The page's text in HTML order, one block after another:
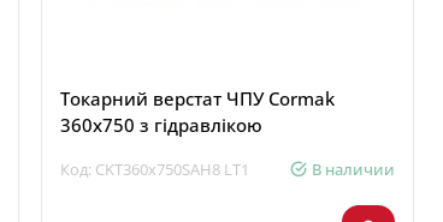
Токарний верстат ЧПУ Cormak
360x750 з гідравлікою
Код: CKT360x750SAH8 LT1 В наличии